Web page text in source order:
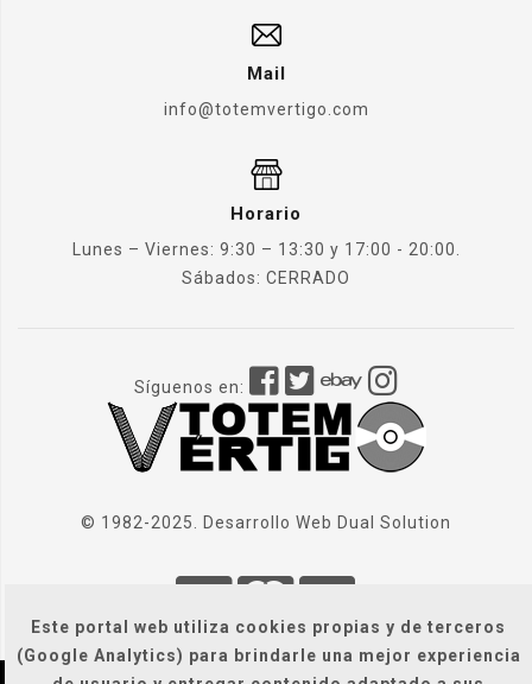
Este portal web utiliza cookies propias y de terceros
(Google Analytics) para brindarle una mejor experiencia
Mail
info@totemvertigo.com
Horario
Lunes – Viernes: 9:30 – 13:30 y 17:00 - 20:00.
Sábados: CERRADO
Síguenos en:
© 1982-2025. Desarrollo Web Dual Solution